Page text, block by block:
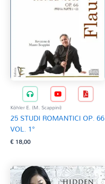
Köhler E. (M. Scappini)
25 STUDI ROMANTICI OP. 66
VOL. 1°
€18,00